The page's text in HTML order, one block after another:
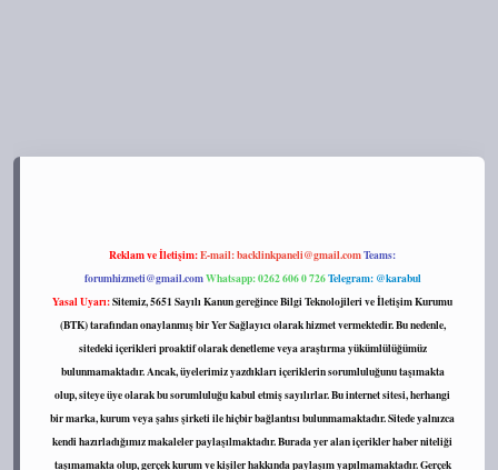
Reklam ve İletişim:E-mail:backlinkpaneli@gmail.comTeams:
forumhizmeti@gmail.comWhatsapp: 0262 606 0 726Telegram: @karabul
Yasal Uyarı:Sitemiz, 5651 Sayılı Kanun gereğince Bilgi Teknolojileri ve İletişim Kurumu
(BTK) tarafından onaylanmış bir Yer Sağlayıcı olarak hizmet vermektedir. Bu nedenle,
sitedeki içerikleri proaktif olarak denetleme veya araştırma yükümlülüğümüz
bulunmamaktadır. Ancak, üyelerimiz yazdıkları içeriklerin sorumluluğunu taşımakta
olup, siteye üye olarak bu sorumluluğu kabul etmiş sayılırlar. Bu internet sitesi, herhangi
bir marka, kurum veya şahıs şirketi ile hiçbir bağlantısı bulunmamaktadır. Sitede yalnızca
kendi hazırladığımız makaleler paylaşılmaktadır. Burada yer alan içerikler haber niteliği
taşımamakta olup, gerçek kurum ve kişiler hakkında paylaşım yapılmamaktadır. Gerçek